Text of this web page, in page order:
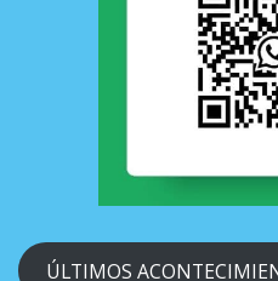
ÚLTIMOS